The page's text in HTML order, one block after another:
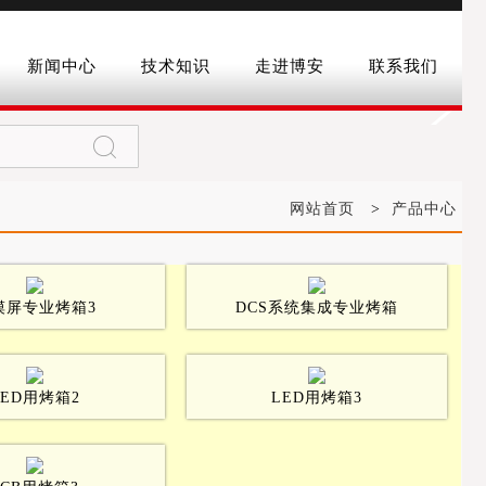
新闻中心 技术知识 走进博安 联系我们
网站首页 > 产品中心
屏专业烤箱3 DCS系统集成专业烤箱
用烤箱2 LED用烤箱3